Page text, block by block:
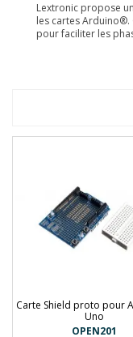
Lextronic propose
les cartes Arduino®.
pour faciliter les
Carte Shield proto pour
Uno
OPEN201